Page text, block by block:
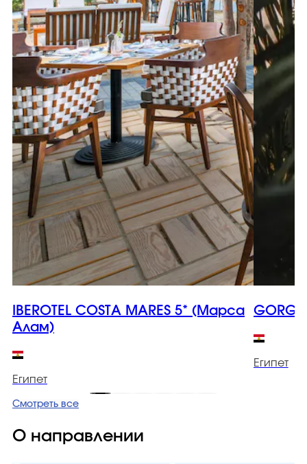
IBEROTEL COSTA MARES 5* (Марса
Алам)
Египет
Египет
Смотреть все
О направлении